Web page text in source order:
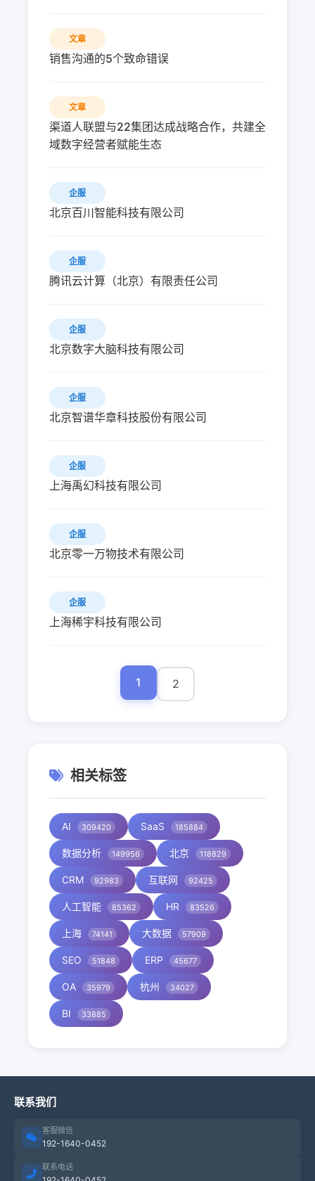
文章
销售沟通的5个致命错误
文章
渠道人联盟与22集团达成战略合作，共建全
域数字经营者赋能生态
企服
北京百川智能科技有限公司
企服
腾讯云计算（北京）有限责任公司
企服
北京数字大脑科技有限公司
企服
北京智谱华章科技股份有限公司
企服
上海禹幻科技有限公司
企服
北京零一万物技术有限公司
企服
上海稀宇科技有限公司
1 2
相关标签
AI 309420 SaaS 185884
数据分析 149956 北京 118829
CRM 92983 互联网 92425
人工智能 85362 HR 83526
上海 74141 大数据 57909
SEO 51848 ERP 45677
OA 35979 杭州 34027
BI 33885
联系我们
客服微信
192-1640-0452
联系电话